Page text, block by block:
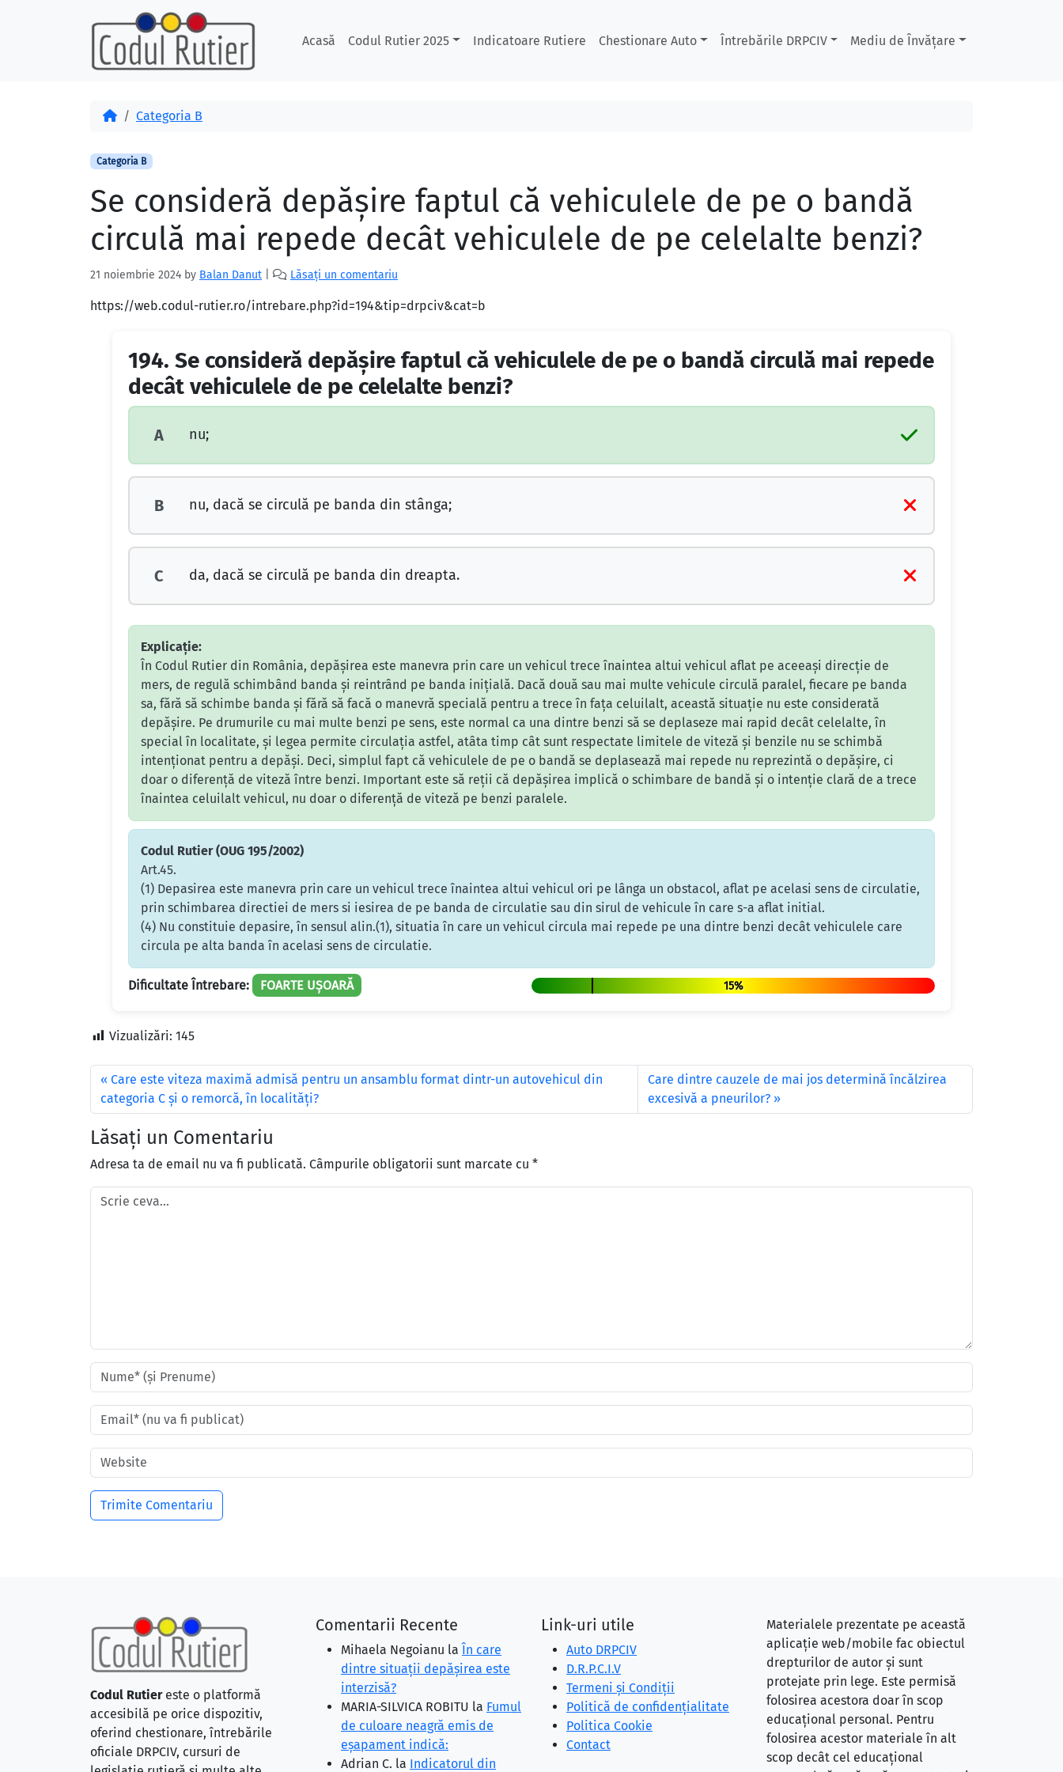
Acasă Codul Rutier 2025 Indicatoare Rutiere Chestionare Auto Întrebările DRPCIV Mediu de Învățare
AcasăCategoria B
Categoria B
Se consideră depăşire faptul că vehiculele de pe o bandă
circulă mai repede decât vehiculele de pe celelalte benzi?
21 noiembrie 2024 by Balan Danut Lăsați un comentariu
https://web.codul-rutier.ro/intrebare.php?id=194&tip=drpciv&cat=b
194. Se consideră depăşire faptul că vehiculele de pe o bandă circulă mai repede
decât vehiculele de pe celelalte benzi?
A nu;
B nu, dacă se circulă pe banda din stânga;
C da, dacă se circulă pe banda din dreapta.
Explicație:
În Codul Rutier din România, depășirea este manevra prin care un vehicul trece înaintea altui vehicul aflat pe aceeași direcție de
mers, de regulă schimbând banda și reintrând pe banda inițială. Dacă două sau mai multe vehicule circulă paralel, fiecare pe banda
sa, fără să schimbe banda și fără să facă o manevră specială pentru a trece în fața celuilalt, această situație nu este considerată
depășire. Pe drumurile cu mai multe benzi pe sens, este normal ca una dintre benzi să se deplaseze mai rapid decât celelalte, în
special în localitate, și legea permite circulația astfel, atâta timp cât sunt respectate limitele de viteză și benzile nu se schimbă
intenționat pentru a depăși. Deci, simplul fapt că vehiculele de pe o bandă se deplasează mai repede nu reprezintă o depășire, ci
doar o diferență de viteză între benzi. Important este să reții că depășirea implică o schimbare de bandă și o intenție clară de a trece
înaintea celuilalt vehicul, nu doar o diferență de viteză pe benzi paralele.
Codul Rutier (OUG 195/2002)
Art.45.
(1) Depasirea este manevra prin care un vehicul trece înaintea altui vehicul ori pe lânga un obstacol, aflat pe acelasi sens de circulatie,
prin schimbarea directiei de mers si iesirea de pe banda de circulatie sau din sirul de vehicule în care s-a aflat initial.
(4) Nu constituie depasire, în sensul alin.(1), situatia în care un vehicul circula mai repede pe una dintre benzi decât vehiculele care
circula pe alta banda în acelasi sens de circulatie.
Dificultate Întrebare: FOARTE UȘOARĂ 15%
Vizualizări: 145
Care este viteza maximă admisă pentru un ansamblu format dintr-un autovehicul din
categoria C şi o remorcă, în localităţi?
Care dintre cauzele de mai jos determină încălzirea
excesivă a pneurilor?
Lăsați un Comentariu
Adresa ta de email nu va fi publicată. Câmpurile obligatorii sunt marcate cu *
Codul Rutiereste o platformă
accesibilă pe orice dispozitiv,
oferind chestionare, întrebările
oficiale DRPCIV, cursuri de
Comentarii Recente
Mihaela Negoianu la În care
dintre situaţii depăşirea este
interzisă?
MARIA-SILVICA ROBITU la Fumul
de culoare neagră emis de
eşapament indică:
Adrian C. la Indicatorul din
Link-uri utile
Auto DRPCIV
D.R.P.C.I.V
Termeni și Condiții
Politică de confidențialitate
Politica Cookie
Contact
Materialele prezentate pe această
aplicație web/mobile fac obiectul
drepturilor de autor și sunt
protejate prin lege. Este permisă
folosirea acestora doar în scop
educațional personal. Pentru
folosirea acestor materiale în alt
scop decât cel educațional